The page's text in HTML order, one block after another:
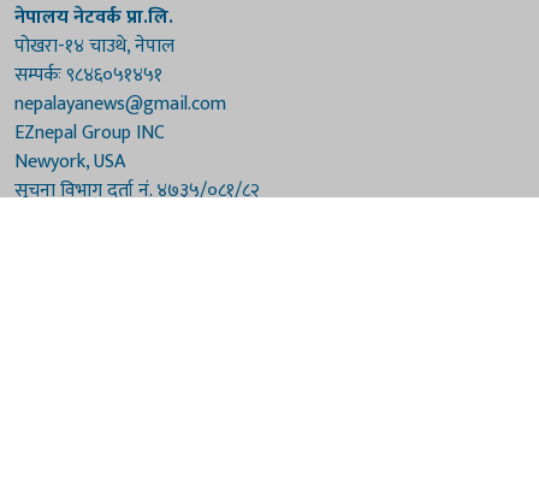
नेपालय नेटवर्क प्रा.लि.
पोखरा-१४ चाउथे, नेपाल
सम्पर्कः ९८४६०५१४५१
nepalayanews@gmail.com
EZnepal Group INC
Newyork, USA
सूचना विभाग दर्ता नं. ४७३५/०८१/८२